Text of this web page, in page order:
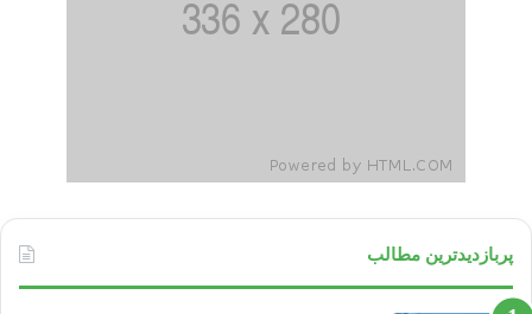
پربازدیدترین مطالب